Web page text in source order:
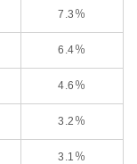
7.3％
6.4％
4.6％
3.2％
3.1％